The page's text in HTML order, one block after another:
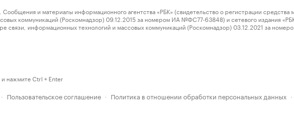
и материалы информационного агентства «РБК» (свидетельство о регистрации средства
коммуникаций (Роскомнадзор) 09.12.2015 за номером ИА №ФС77-63848) и сетевого издания
связи, информационных технологий и массовых коммуникаций (Роскомнадзор) 03.12.2021 за
нажмите Ctrl + Enter
· Пользовательское соглашение · Политика в отношении обработки персональных данных ·